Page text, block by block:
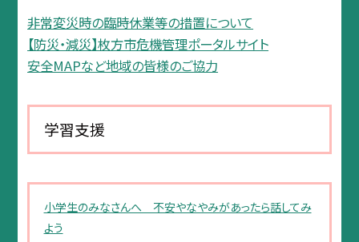
非常変災時の臨時休業等の措置について
【防災・減災】枚方市危機管理ポータルサイト
安全MAPなど地域の皆様のご協力
学習支援
小学生のみなさんへ 不安やなやみがあったら話してみ
よう